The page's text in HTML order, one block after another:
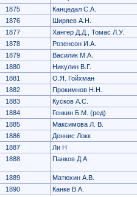
1875
Канцедал С.А.
1876
Ширяев А.Н.
1877
Хангер Д.Д., Томас Л.У.
1878
Розенсон И.А.
1879
Василик М.А.
1880
Никулин В.Г.
1881
О.Я. Гойхман
1882
Прокимнов Н.Н.
1883
Кусков А.С.
1884
Генкин Б.М. (ред)
1885
Максимова Л. В.
1886
Деннис Локк
1887
Ли Н
1888
Панков Д.А.
1889
Матюхин А.В.
1890
Канке В.А.